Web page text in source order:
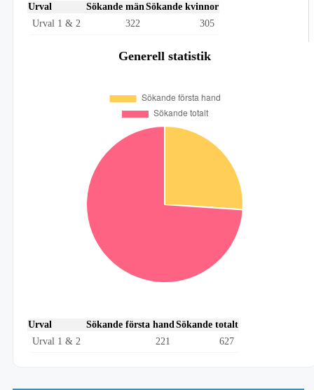
Urval Sökande män Sökande kvinnor
Urval 1 & 2
322 305
Generell statistik
Urval Sökande första hand Sökande totalt
Urval 1 & 2
221 627